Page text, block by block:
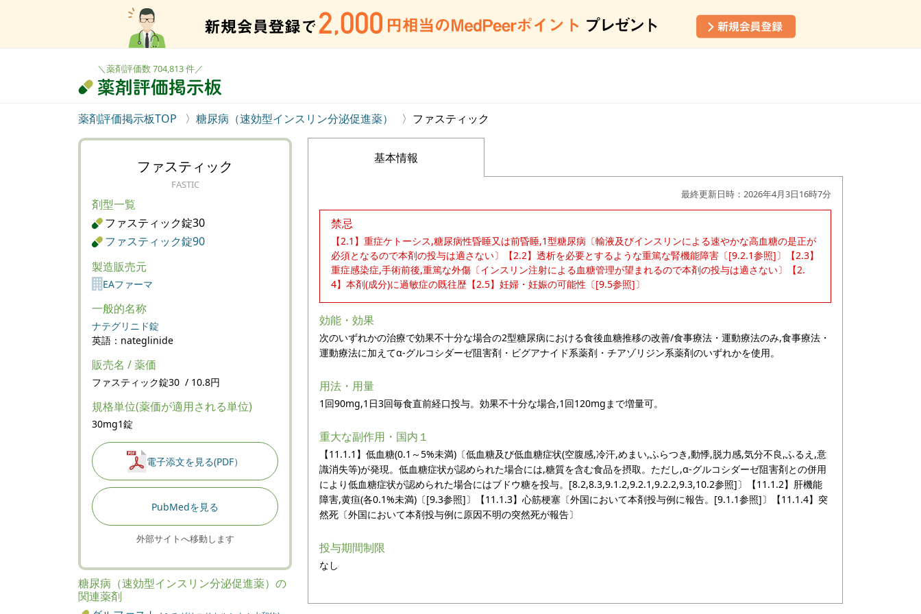
＼薬剤評価数 704,813 件／
薬剤評価掲示板TOP 糖尿病（速効型インスリン分泌促進薬） ファスティック
ファスティック
FASTIC
剤型一覧
ファスティック錠30
ファスティック錠90
製造販売元
EAファーマ
一般的名称
ナテグリニド錠
英語：nateglinide
販売名 / 薬価
ファスティック錠30 / 10.8円
規格単位(薬価が適用される単位)
30mg1錠
電子添文を見る(PDF）
PubMedを見る
外部サイトへ移動します
糖尿病（速効型インスリン分泌促進薬）の
関連薬剤
基本情報
最終更新日時：2026年4月3日16時7分
禁忌
【2.1】重症ケトーシス,糖尿病性昏睡又は前昏睡,1型糖尿病〔輸液及びインスリンによる速やかな高血糖の是正が
必須となるので本剤の投与は適さない〕【2.2】透析を必要とするような重篤な腎機能障害〔[9.2.1参照]〕【2.3】
重症感染症,手術前後,重篤な外傷〔インスリン注射による血糖管理が望まれるので本剤の投与は適さない〕【2.
4】本剤(成分)に過敏症の既往歴【2.5】妊婦・妊娠の可能性〔[9.5参照]〕
効能・効果
次のいずれかの治療で効果不十分な場合の2型糖尿病における食後血糖推移の改善/食事療法・運動療法のみ,食事療法・
運動療法に加えてα-グルコシダーゼ阻害剤・ビグアナイド系薬剤・チアゾリジン系薬剤のいずれかを使用。
用法・用量
1回90mg,1日3回毎食直前経口投与。効果不十分な場合,1回120mgまで増量可。
重大な副作用・国内１
【11.1.1】低血糖(0.1～5%未満)〔低血糖及び低血糖症状(空腹感,冷汗,めまい,ふらつき,動悸,脱力感,気分不良,ふるえ,意
識消失等)が発現。低血糖症状が認められた場合には,糖質を含む食品を摂取。ただし,α-グルコシダーゼ阻害剤との併用
により低血糖症状が認められた場合にはブドウ糖を投与。[8.2,8.3,9.1.2,9.2.1,9.2.2,9.3,10.2参照]〕【11.1.2】肝機能
障害,黄疸(各0.1%未満)〔[9.3参照]〕【11.1.3】心筋梗塞〔外国において本剤投与例に報告。[9.1.1参照]〕【11.1.4】突
然死〔外国において本剤投与例に原因不明の突然死が報告〕
投与期間制限
なし